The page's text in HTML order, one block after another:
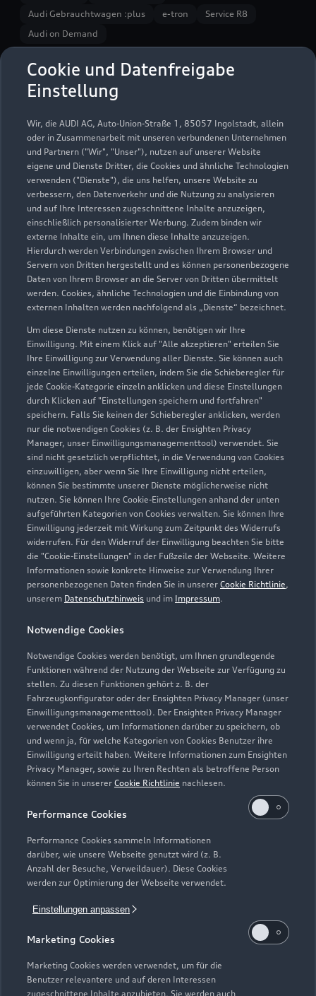
Cookie und Datenfreigabe
Einstellung
Wir, die AUDI AG, Auto-Union-Straße 1, 85057 Ingolstadt, allein
oder in Zusammenarbeit mit unseren verbundenen Unternehmen
und Partnern ("Wir", "Unser"), nutzen auf unserer Website
eigene und Dienste Dritter, die Cookies und ähnliche Technologien
verwenden ("Dienste"), die uns helfen, unsere Website zu
verbessern, den Datenverkehr und die Nutzung zu analysieren
und auf Ihre Interessen zugeschnittene Inhalte anzuzeigen,
einschließlich personalisierter Werbung. Zudem binden wir
externe Inhalte ein, um Ihnen diese Inhalte anzuzeigen.
Hierdurch werden Verbindungen zwischen Ihrem Browser und
Servern von Dritten hergestellt und es können personenbezogene
Daten von Ihrem Browser an die Server von Dritten übermittelt
werden. Cookies, ähnliche Technologien und die Einbindung von
externen Inhalten werden nachfolgend als „Dienste“ bezeichnet.
Um diese Dienste nutzen zu können, benötigen wir Ihre
Einwilligung. Mit einem Klick auf "Alle akzeptieren" erteilen Sie
Ihre Einwilligung zur Verwendung aller Dienste. Sie können auch
einzelne Einwilligungen erteilen, indem Sie die Schieberegler für
jede Cookie-Kategorie einzeln anklicken und diese Einstellungen
durch Klicken auf "Einstellungen speichern und fortfahren"
speichern. Falls Sie keinen der Schieberegler anklicken, werden
nur die notwendigen Cookies (z. B. der Ensighten Privacy
Manager, unser Einwilligungsmanagementtool) verwendet. Sie
sind nicht gesetzlich verpflichtet, in die Verwendung von Cookies
einzuwilligen, aber wenn Sie Ihre Einwilligung nicht erteilen,
können Sie bestimmte unserer Dienste möglicherweise nicht
nutzen. Sie können Ihre Cookie-Einstellungen anhand der unten
aufgeführten Kategorien von Cookies verwalten. Sie können Ihre
Einwilligung jederzeit mit Wirkung zum Zeitpunkt des Widerrufs
widerrufen. Für den Widerruf der Einwilligung beachten Sie bitte
die "Cookie-Einstellungen" in der Fußzeile der Webseite. Weitere
Informationen sowie konkrete Hinweise zur Verwendung Ihrer
personenbezogenen Daten finden Sie in unserer Cookie Richtlinie,
unserem Datenschutzhinweis und im Impressum.
Notwendige Cookies
Notwendige Cookies werden benötigt, um Ihnen grundlegende
Funktionen während der Nutzung der Webseite zur Verfügung zu
stellen. Zu diesen Funktionen gehört z. B. der
Fahrzeugkonfigurator oder der Ensighten Privacy Manager (unser
Einwilligungsmanagementtool). Der Ensighten Privacy Manager
verwendet Cookies, um Informationen darüber zu speichern, ob
und wenn ja, für welche Kategorien von Cookies Benutzer ihre
Einwilligung erteilt haben. Weitere Informationen zum Ensighten
Privacy Manager, sowie zu Ihren Rechten als betroffene Person
können Sie in unserer Cookie Richtlinie nachlesen.
Performance Cookies
Performance Cookies sammeln Informationen
darüber, wie unsere Webseite genutzt wird (z. B.
Anzahl der Besuche, Verweildauer). Diese Cookies
werden zur Optimierung der Webseite verwendet.
Einstellungen anpassen
Marketing Cookies
Marketing Cookies werden verwendet, um für die
Benutzer relevantere und auf deren Interessen
zugeschnittene Inhalte anzubieten. Sie werden auch
Audi Gebrauchtwagen :plus
e-tron
Service R8
Audi on Demand
Siemensstraße 51
48153 Münster
0251 399690
info.audi-muenster@auto-senger.de
Kontaktdaten herunterladen
Öffnungszeiten
Verkauf
Geöffnet bis18:00
Service
Geöffnet bis18:00
Geöffnet bis17:00
Zurück nach oben
Modelle
Elektromodelle
Plug-in-Hybride
Neuwagensuche
Gebrauchtwagensuche
Geschäftskunden
Service & Zubehör
Saisonale Angebote
Audi Services
Garantie
Audi digital services
Support
Audi Code
Über Audi
Unternehmen
Karriere